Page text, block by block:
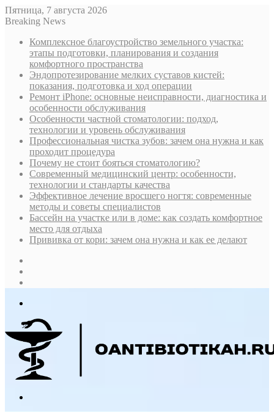
Пятница, 7 августа 2026
Breaking News
Комплексное благоустройство земельного участка:
этапы подготовки, планирования и создания
комфортного пространства
Эндопротезирование мелких суставов кистей:
показания, подготовка и ход операции
Ремонт iPhone: основные неисправности, диагностика и
особенности обслуживания
Особенности частной стоматологии: подход,
технологии и уровень обслуживания
Профессиональная чистка зубов: зачем она нужна и как
проходит процедура
Почему не стоит бояться стоматологию?
Современный медицинский центр: особенности,
технологии и стандарты качества
Эффективное лечение вросшего ногтя: современные
методы и советы специалистов
Бассейн на участке или в доме: как создать комфортное
место для отдыха
Прививка от кори: зачем она нужна и как ее делают